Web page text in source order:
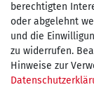
kostenfreie
innerhalb
berechtigten
oder abgelehnt
und die
zu widerrufen.
Hinweise zur